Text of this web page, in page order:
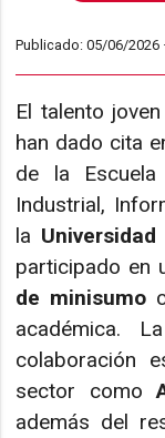
Publicado: 05/06/2026
El talento
han dado cita
de la Escuela
Industrial,
la
participado en
de minisumo
académica.
colaboración
sector como
además del